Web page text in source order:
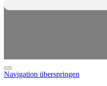
Navigation überspringen